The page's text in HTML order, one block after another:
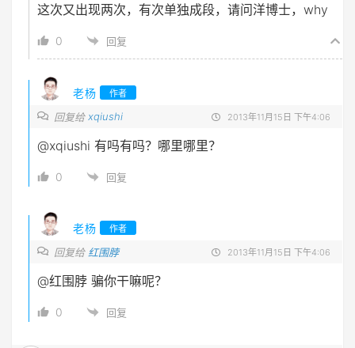
这次又出现两次，有次单独成段，请问洋博士，why
0 回复
老杨 作者
回复给 xqiushi 2013年11月15日 下午4:06
@xqiushi 有吗有吗？哪里哪里？
0 回复
老杨 作者
回复给 红围脖 2013年11月15日 下午4:06
@红围脖 骗你干嘛呢？
0 回复